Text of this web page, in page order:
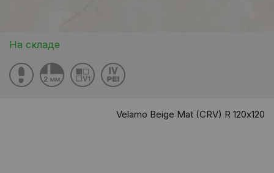
На складе
Velamo Beige Mat (CRV) R 120х120